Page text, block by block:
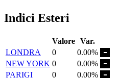
Indici Esteri
Valore Var.
LONDRA
0
0.00%
NEW YORK 0
0.00%
PARIGI
0
0.00%